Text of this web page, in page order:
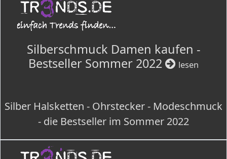
Silberschmuck Damen kaufen -
Bestseller Sommer 2022
lesen
Silber Halsketten - Ohrstecker - Modeschmuck
- die Bestseller im Sommer 2022